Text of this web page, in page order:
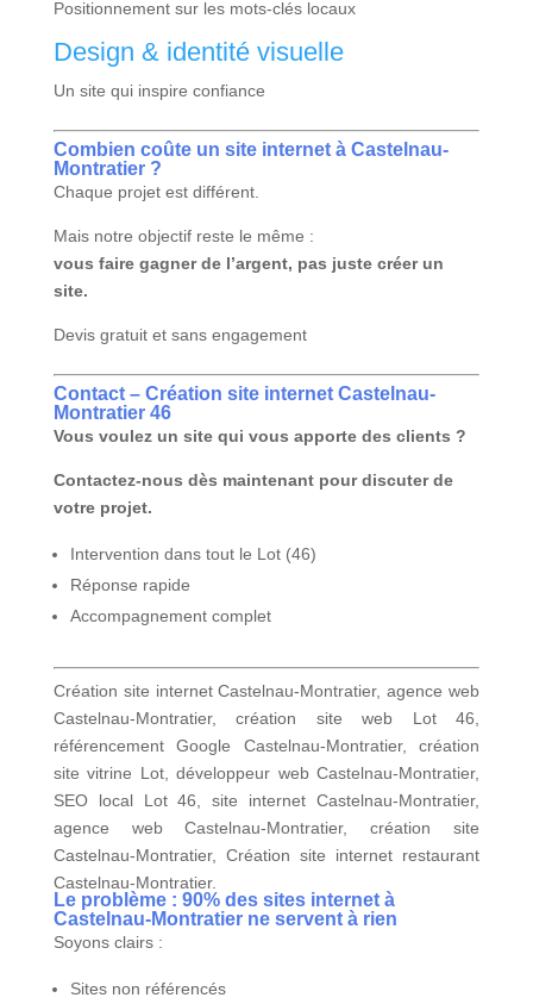
Positionnement sur les mots-clés locaux
Design & identité visuelle
Un site qui inspire confiance
Combien coûte un site internet à Castelnau-
Montratier ?
Chaque projet est différent.
Mais notre objectif reste le même :
vous faire gagner de l’argent, pas juste créer un
site.
Devis gratuit et sans engagement
Contact – Création site internet Castelnau-
Montratier 46
Vous voulez un site qui vous apporte des clients ?
Contactez-nous dès maintenant pour discuter de
votre projet.
Intervention dans tout le Lot (46)
Réponse rapide
Accompagnement complet
Création site internet Castelnau-Montratier, agence web
Castelnau-Montratier, création site web Lot 46,
référencement Google Castelnau-Montratier, création
site vitrine Lot, développeur web Castelnau-Montratier,
SEO local Lot 46, site internet Castelnau-Montratier,
agence web Castelnau-Montratier, création site
Castelnau-Montratier, Création site internet restaurant
Castelnau-Montratier.
Le problème : 90% des sites internet à
Castelnau-Montratier ne servent à rien
Soyons clairs :
Sites non référencés